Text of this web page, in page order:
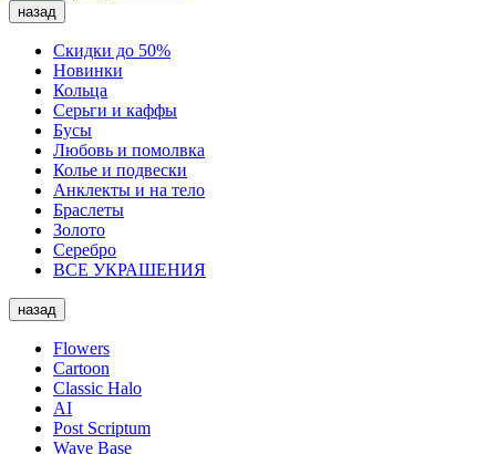
назад
Скидки до 50%
Новинки
Кольца
Серьги и каффы
Бусы
Любовь и помолвка
Колье и подвески
Анклекты и на тело
Браслеты
Золото
Серебро
ВСЕ УКРАШЕНИЯ
назад
Flowers
Cartoon
Classic Halo
AI
Post Scriptum
Wave Base